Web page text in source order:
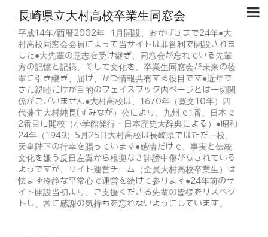
長崎県立大村高校卒業生同窓会
平成14年/西暦2002年 1月開設、おかげさまで24年●大
村高校同窓会会員によって当サイトは非営利で開設されま
した●大先輩の意志を受け継ぎ、同窓会が忘れている先輩
方の記憶と記録、そして文化を、卒業生同窓会が未来の後
輩に引き継ぎ、届け、かつ情報共有する役目です●近年で
きた親睦だけが目的のフェイスブック内ページとは一切関
係がございません●大村高校は、1670年（寛文10年）四
代藩主大村純長(すみなが）公により、九州で1番、日本で
2番目に開校（小学館発行・日本歴史大辞典による）●昭和
24年（1949）5月25日大村高校は長崎県ではただ一校、
天皇陛下の行幸を賜っています●感情だけで、事実と伝統
文化を嫌う反日左翼から根拠なき誹謗中傷がなされている
ようですが、サイト運営チーム（全員大村高校卒業生）は
怯まず冷静な平常心で運営を続けて参ります●24年前のサ
イト開設当初より、ご支援くださる先輩の皆様をリスペク
トし、常に感謝の気持ちを忘れないようにしています。